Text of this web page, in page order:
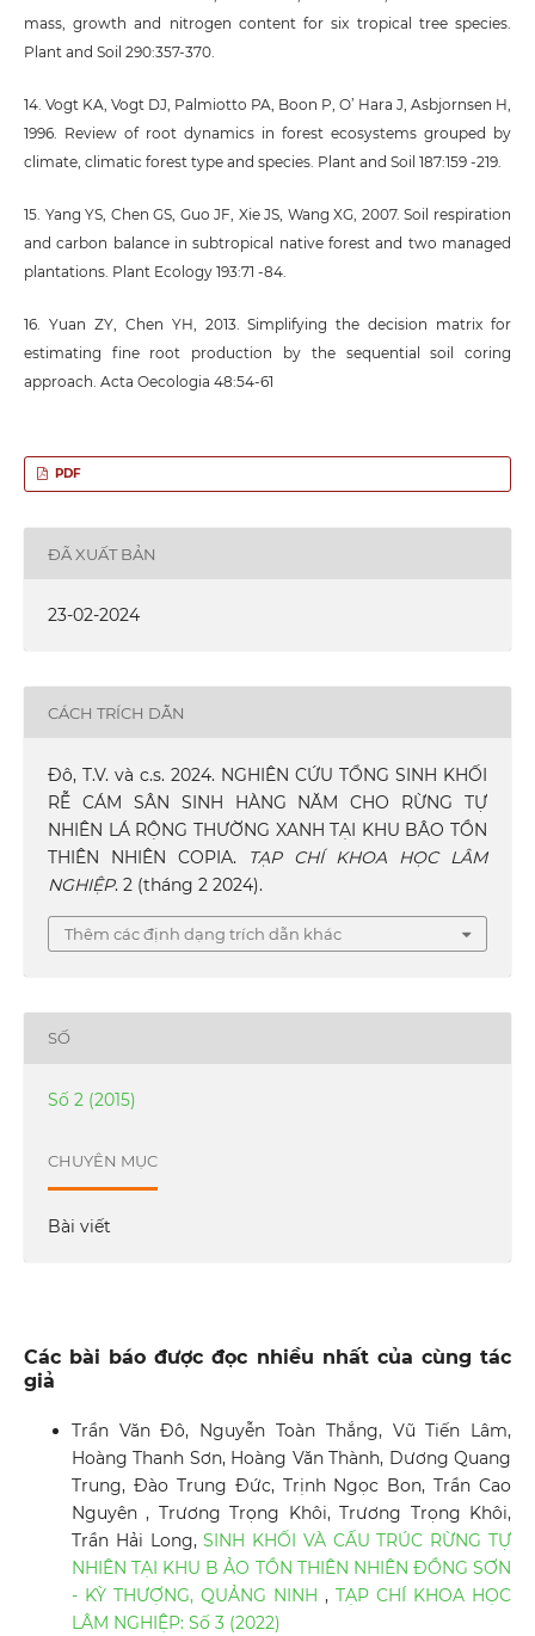
mass, growth and nitrogen content for six tropical tree species.
Plant and Soil 290:357-370.
14. Vogt KA, Vogt DJ, Palmiotto PA, Boon P, O’ Hara J, Asbjornsen H,
1996. Review of root dynamics in forest ecosystems grouped by
climate, climatic forest type and species. Plant and Soil 187:159 -219.
15. Yang YS, Chen GS, Guo JF, Xie JS, Wang XG, 2007. Soil respiration
and carbon balance in subtropical native forest and two managed
plantations. Plant Ecology 193:71 -84.
16. Yuan ZY, Chen YH, 2013. Simplifying the decision matrix for
estimating fine root production by the sequential soil coring
approach. Acta Oecologia 48:54-61
PDF
ĐÃ XUẤT BẢN
23-02-2024
CÁCH TRÍCH DẪN
Đô, T.V. và c.s. 2024. NGHIÊN CỨU TỔNG SINH KHỐI
RỄ CÁM SÂN SINH HÀNG NĂM CHO RỪNG TỰ
NHIÊN LÁ RỘNG THƯỜNG XANH TẠI KHU BÂO TỒN
THIÊN NHIÊN COPIA.
TẠP CHÍ KHOA HỌC LÂM
NGHIỆP. 2 (tháng 2 2024).
Thêm các định dạng trích dẫn khác
SỐ
Số 2 (2015)
CHUYÊN MỤC
Bài viết
Các bài báo được đọc nhiều nhất của cùng tác
giả
Trần Văn Đô, Nguyễn Toàn Thắng, Vũ Tiến Lâm,
Hoàng Thanh Sơn, Hoàng Văn Thành, Dương Quang
Trung, Đào Trung Đức, Trịnh Ngọc Bon, Trần Cao
Nguyên , Trương Trọng Khôi, Trương Trọng Khôi,
Trần Hải Long,SINH KHỐI VÀ CẤU TRÚC RỪNG TỰ
NHIÊN TẠI KHU B ẢO TỒN THIÊN NHIÊN ĐỒNG SƠN
- KỲ THƯỢNG, QUẢNG NINH,TẠP CHÍ KHOA HỌC
LÂM NGHIỆP: Số 3 (2022)